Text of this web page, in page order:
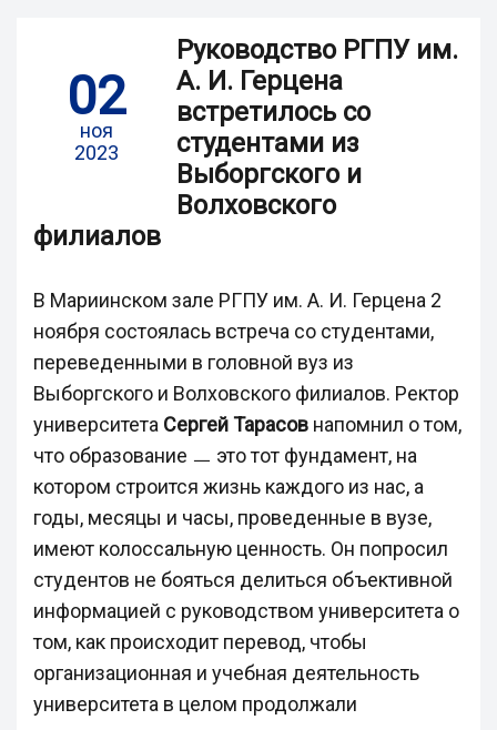
02
ноя
2023
Руководство РГПУ им.
А. И. Герцена
встретилось со
студентами из
Выборгского и
Волховского
филиалов
В Мариинском зале РГПУ им. А. И. Герцена 2
ноября состоялась встреча со студентами,
переведенными в головной вуз из
Выборгского и Волховского филиалов. Ректор
университета Сергей Тарасов напомнил о том,
что образование ㅡ это тот фундамент, на
котором строится жизнь каждого из нас, а
годы, месяцы и часы, проведенные в вузе,
имеют колоссальную ценность. Он попросил
студентов не бояться делиться объективной
информацией с руководством университета о
том, как происходит перевод, чтобы
организационная и учебная деятельность
университета в целом продолжали